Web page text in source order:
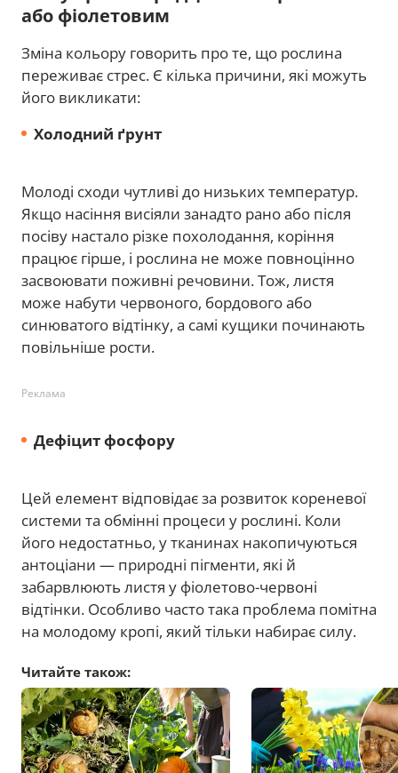
або фіолетовим
Зміна кольору говорить про те, що рослина
переживає стрес. Є кілька причини, які можуть
його викликати:
Холодний ґрунт
Молоді сходи чутливі до низьких температур.
Якщо насіння висіяли занадто рано або після
посіву настало різке похолодання, коріння
працює гірше, і рослина не може повноцінно
засвоювати поживні речовини. Тож, листя
може набути червоного, бордового або
синюватого відтінку, а самі кущики починають
повільніше рости.
Реклама
Дефіцит фосфору
Цей елемент відповідає за розвиток кореневої
системи та обмінні процеси у рослині. Коли
його недостатньо, у тканинах накопичуються
антоціани — природні пігменти, які й
забарвлюють листя у фіолетово-червоні
відтінки. Особливо часто така проблема помітна
на молодому кропі, який тільки набирає силу.
Читайте також: